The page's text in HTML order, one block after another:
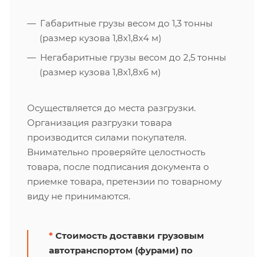
Габаритные грузы весом до 1,3 тонны
(размер кузова 1,8х1,8х4 м)
Негабаритные грузы весом до 2,5 тонны
(размер кузова 1,8х1,8х6 м)
Осуществляется до места разгрузки.
Организация разгрузки товара
производится силами покупателя.
Внимательно проверяйте целостность
товара, после подписания документа о
приемке товара, претензии по товарному
виду не принимаются.
* Стоимость доставки грузовым
автотранспортом (фурами) по